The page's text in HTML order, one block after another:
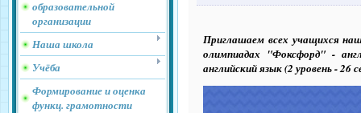
образовательной
организации
Наша школа
Учёба
Формирование и оценка
функц. грамотности
Приглашаем всех учащихся
олимпиадах "Фоксфорд" -
английский язык (2 уровень - 26